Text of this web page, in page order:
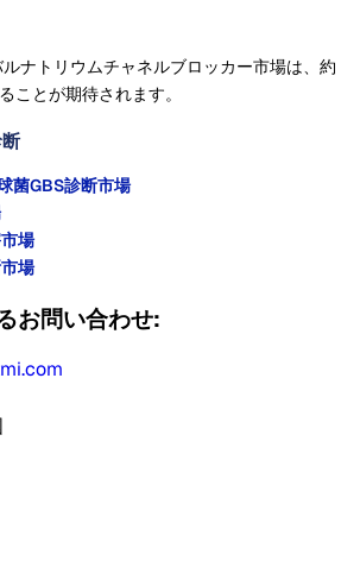
ナトリウムチャネルブロッカー市場は、約
ことが期待されます。
菌GBS診断市場
場
場
お問い合わせ: